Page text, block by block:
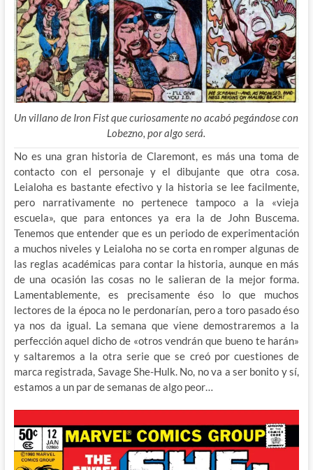
Un villano de Iron Fist que curiosamente no acabó pegándose con
Lobezno, por algo será.
No es una gran historia de Claremont, es más una toma de
contacto con el personaje y el dibujante que otra cosa.
Leialoha es bastante efectivo y la historia se lee facilmente,
pero narrativamente no pertenece tampoco a la «vieja
escuela», que para entonces ya era la de John Buscema.
Tenemos que entender que es un periodo de experimentación
a muchos niveles y Leialoha no se corta en romper algunas de
las reglas académicas para contar la historia, aunque en más
de una ocasión las cosas no le salieran de la mejor forma.
Lamentablemente, es precisamente éso lo que muchos
lectores de la época no le perdonarían, pero a toro pasado éso
ya nos da igual. La semana que viene demostraremos a la
perfección aquel dicho de «otros vendrán que bueno te harán»
y saltaremos a la otra serie que se creó por cuestiones de
marca registrada, Savage She-Hulk. No, no va a ser bonito y sí,
estamos a un par de semanas de algo peor…